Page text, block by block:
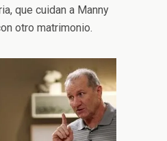
que cuidan a Manny
otro matrimonio.